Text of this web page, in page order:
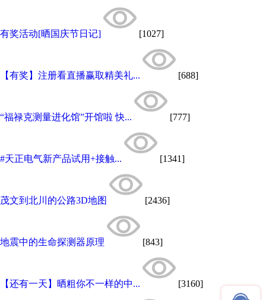
有奖活动[晒国庆节日记] [1027]
【有奖】注册看直播赢取精美礼... [688]
“福禄克测量进化馆”开馆啦 快... [777]
#天正电气新产品试用+接触... [1341]
茂文到北川的公路3D地图 [2436]
地震中的生命探测器原理 [843]
【还有一天】晒粗你不一样的中... [3160]